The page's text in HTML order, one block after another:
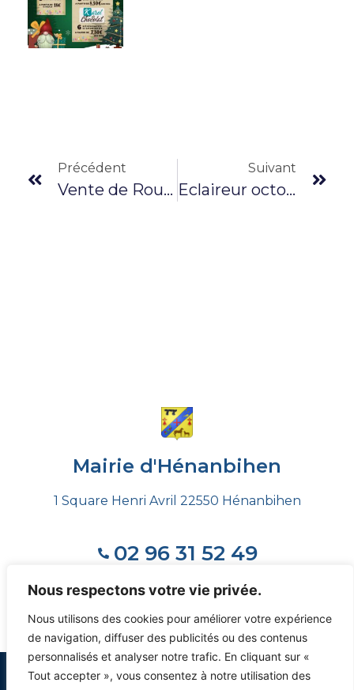
Nous respectons votre vie privée.
Nous utilisons des cookies pour améliorer votre expérience
de navigation, diffuser des publicités ou des contenus
personnalisés et analyser notre trafic. En cliquant sur «
Tout accepter », vous consentez à notre utilisation des
Précédent
Vente de Rougail Saucisses
Suivant
Eclaireur octobre 2024
Mairie d'Hénanbihen
1 Square Henri Avril 22550 Hénanbihen
02 96 31 52 49
Voir les horaires